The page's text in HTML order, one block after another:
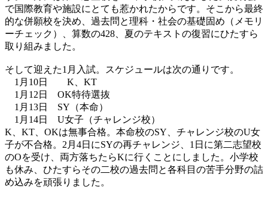
で国際教育や施設にとても惹かれたからです。そこから最終
的な併願校を決め、過去問と理科・社会の基礎固め（メモリ
ーチェック）、算数の428、夏のテキストの復習にひたすら
取り組みました。
そして迎えた1月入試。スケジュールは次の通りです。
1月10日 K、KT
1月12日 OK特待選抜
1月13日 SY（本命）
1月14日 U女子（チャレンジ校）
K、KT、OKは無事合格。本命校のSY、チャレンジ校のU女
子が不合格。2月4日にSYの再チャレンジ、1日に第二志望校
のOを受け、両方落ちたらKに行くことにしました。小学校
も休み、ひたすらその二校の過去問と各科目の苦手分野の詰
め込みを頑張りました。